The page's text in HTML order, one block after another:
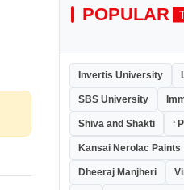
POPULAR
Invertis University
SBS University
Shiva and Shakti ‘
Kansai Nerolac Paints
Dheeraj Manjheri